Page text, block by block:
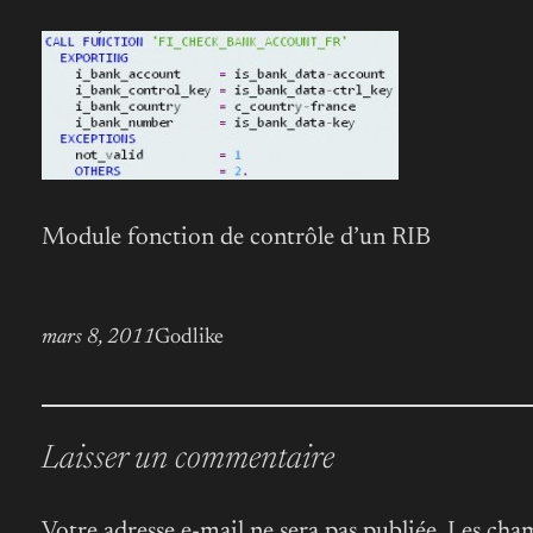
Module fonction de contrôle d’un RIB
mars 8, 2011Godlike
Laisser un commentaire